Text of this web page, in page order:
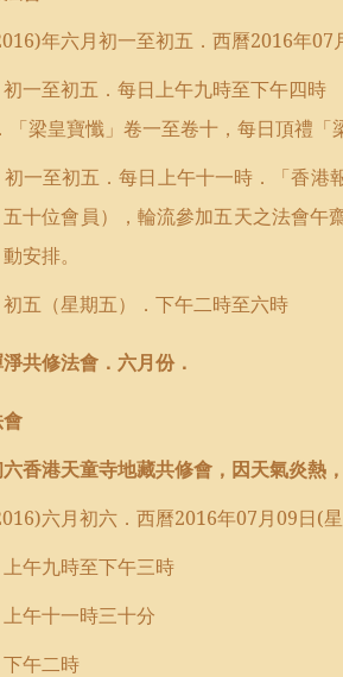
年六月初一至初五．西曆2016年07
初一至初五．每日上午九時至下午四時
．「梁皇寶懺」卷一至卷十，每日頂禮
一至初五．每日上午十一時．「香港
五十位會員），輪流參加五天之法會午
動安排。
初五（星期五） ．下午二時至六時
共修法會． 六月份．
會
香港天童寺地藏共修會， 因天氣炎熱
六月初六 ．西曆2016年07月09日(
上午九時至下午三時
午十一時三十分
下午二時